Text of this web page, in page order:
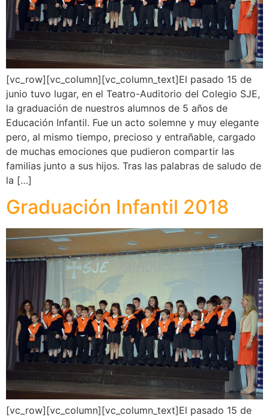
[vc_row][vc_column][vc_column_text]El pasado 15 de
junio tuvo lugar, en el Teatro-Auditorio del Colegio SJE,
la graduación de nuestros alumnos de 5 años de
Educación Infantil. Fue un acto solemne y muy elegante
pero, al mismo tiempo, precioso y entrañable, cargado
de muchas emociones que pudieron compartir las
familias junto a sus hijos. Tras las palabras de saludo de
la […]
Graduación Infantil 2018
[vc_row][vc_column][vc_column_text]El pasado 15 de